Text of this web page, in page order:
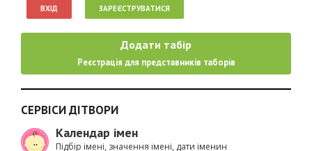
ВХІД ЗАРЕЄСТРУВАТИСЯ
Додати табір
Реєстрація для представників таборів
СЕРВІСИ ДІТВОРИ
Календар імен
Підбір імені, значення імені, дати іменин